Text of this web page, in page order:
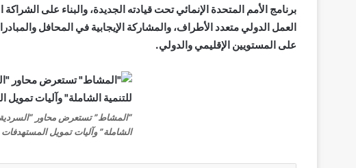
برنامج الأمم المتحدة الإنمائي تحت قيادته الجديدة، والبناء على
العمل الدولي متعدد الأطراف، والمشاركة الإيجابية في المحافل
على المستويين الإقليمي والدولي.
“المشاط” تستعرض محاور “السردية
الشاملة” وآليات تمويل المستهدفات